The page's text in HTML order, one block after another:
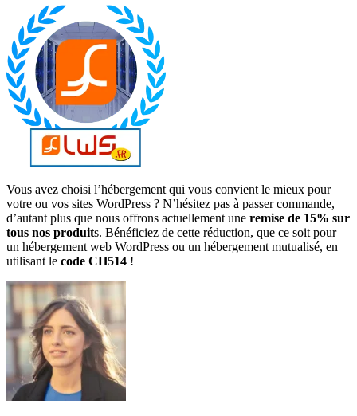
Vous avez choisi l’hébergement qui vous convient le mieux pour
votre ou vos sites WordPress ? N’hésitez pas à passer commande,
d’autant plus que nous offrons actuellement une remise de 15% sur
tous nos produits. Bénéficiez de cette réduction, que ce soit pour
un hébergement web WordPress ou un hébergement mutualisé, en
utilisant le code CH514 !